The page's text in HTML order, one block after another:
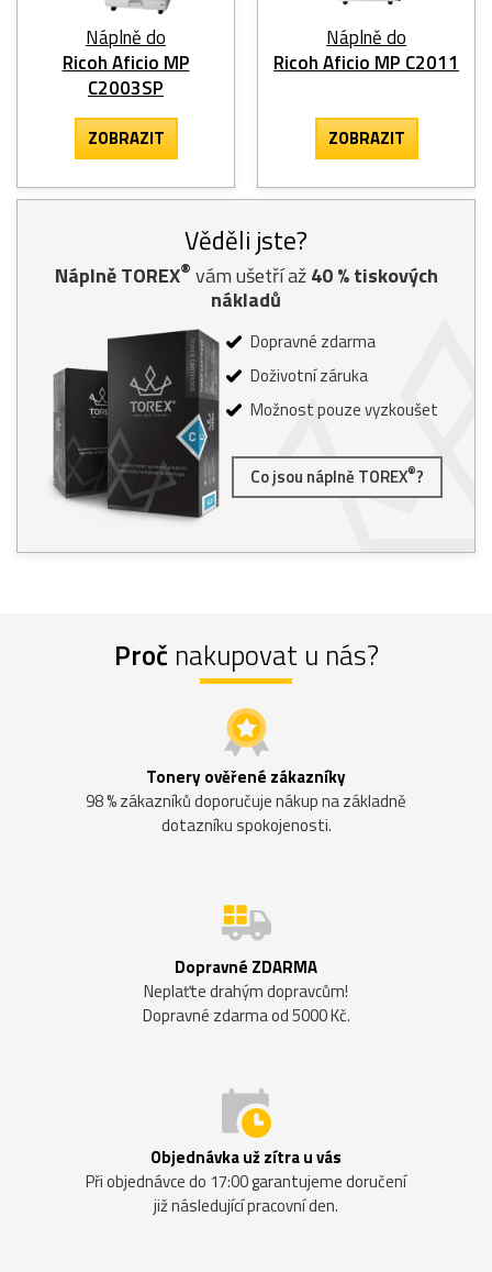
Náplně do
Ricoh Aficio MP
C2003SP
ZOBRAZIT
Náplně do
Ricoh Aficio MP C2011
ZOBRAZIT
Věděli jste?
Náplně TOREX® vám ušetří až40% tiskových
nákladů
Dopravné zdarma
Doživotní záruka
Možnost pouze vyzkoušet
Co jsou náplně TOREX®?
Proč nakupovat u nás?
Tonery ověřené zákazníky
98 % zákazníků doporučuje nákup na základně
dotazníku spokojenosti.
Dopravné ZDARMA
Neplaťte drahým dopravcům!
Dopravné zdarma od 5000 Kč.
Objednávka už zítra u vás
Při objednávce do 17:00 garantujeme doručení
již následující pracovní den.